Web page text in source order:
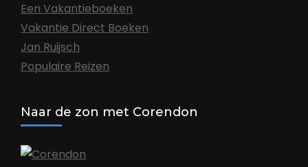
Een Vakantieboeken
Vakantie Direct Boeken
Jan Ruijsch
Populaire Reizen
Naar de zon met Corendon